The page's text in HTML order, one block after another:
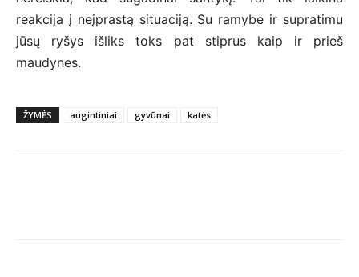
reakcija į neįprastą situaciją. Su ramybe ir supratimu
jūsų ryšys išliks toks pat stiprus kaip ir prieš
maudynes.
ŽYMĖS augintiniai gyvūnai katės